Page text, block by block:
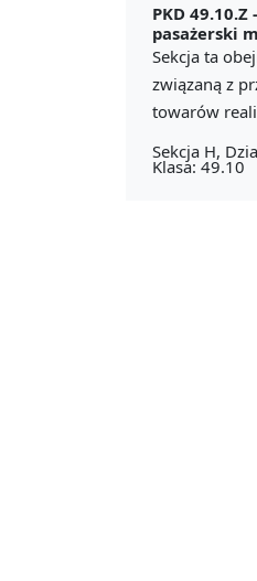
PKD 49.10.Z -
pasażerski
Sekcja ta
związaną z
towarów
Sekcja H,
Klasa: 49.10